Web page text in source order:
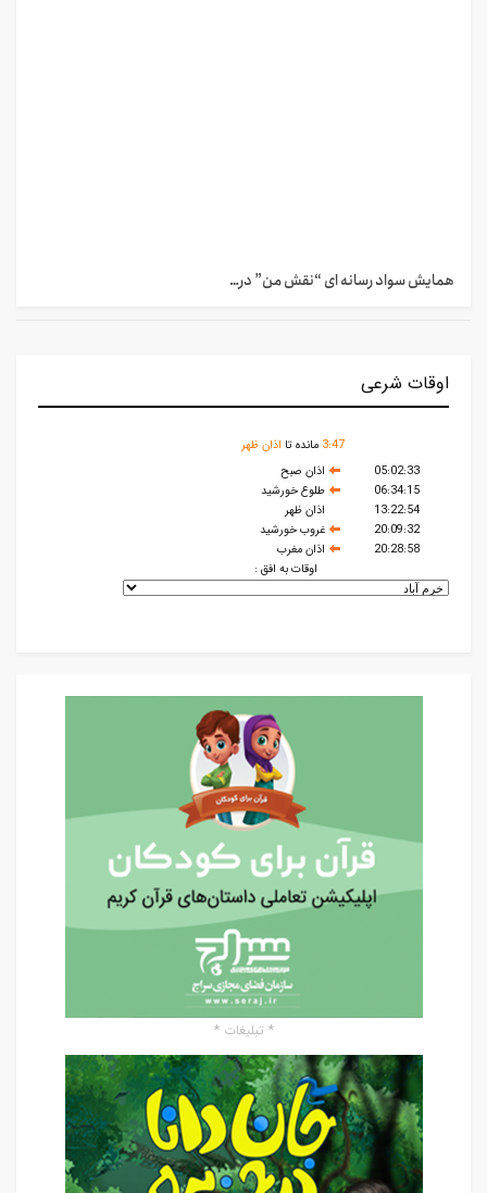
همایش سواد رسانه ای “نقش من” در…
اوقات شرعی
3:47 مانده تا اذان ظهر
05:02:33
اذان صبح
06:34:15
طلوع خورشید
13:22:54
اذان ظهر
20:09:32
غروب خورشید
20:28:58
اذان مغرب
اوقات به افق :
* تبلیغات *